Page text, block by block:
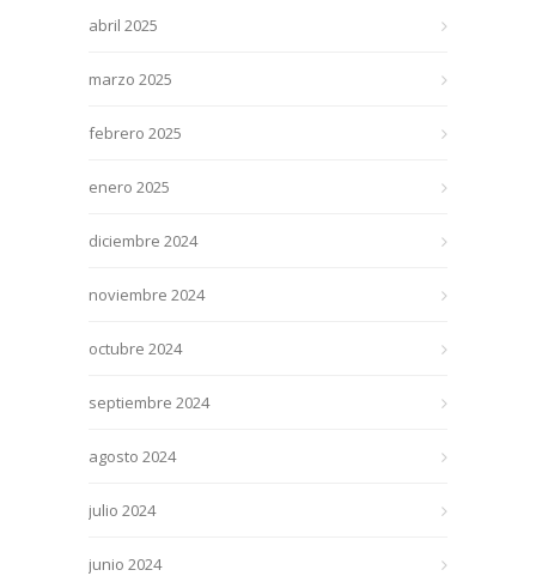
abril 2025
marzo 2025
febrero 2025
enero 2025
diciembre 2024
noviembre 2024
octubre 2024
septiembre 2024
agosto 2024
julio 2024
junio 2024